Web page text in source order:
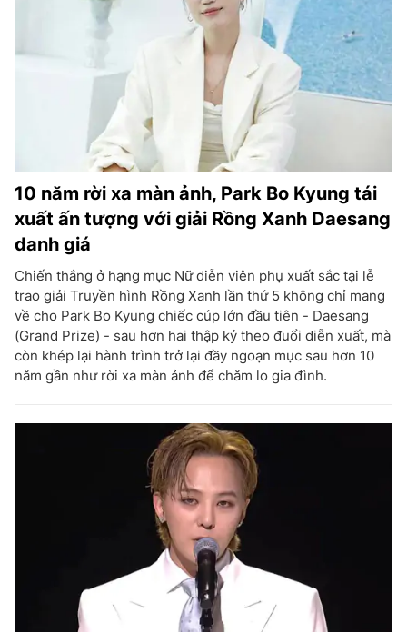
10 năm rời xa màn ảnh, Park Bo Kyung tái
xuất ấn tượng với giải Rồng Xanh Daesang
danh giá
Chiến thắng ở hạng mục Nữ diễn viên phụ xuất sắc tại lễ
trao giải Truyền hình Rồng Xanh lần thứ 5 không chỉ mang
về cho Park Bo Kyung chiếc cúp lớn đầu tiên - Daesang
(Grand Prize) - sau hơn hai thập kỷ theo đuổi diễn xuất, mà
còn khép lại hành trình trở lại đầy ngoạn mục sau hơn 10
năm gần như rời xa màn ảnh để chăm lo gia đình.